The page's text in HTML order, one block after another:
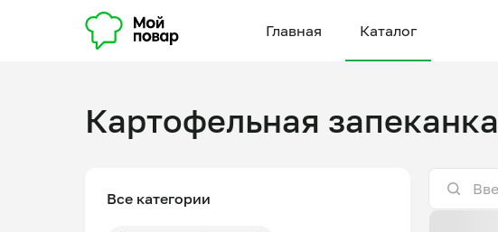
Главная Каталог
Картофельная запеканка
Все категории